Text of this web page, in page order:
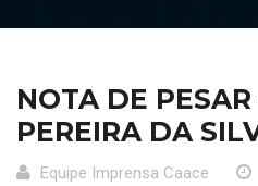
NOTA DE
PEREIRA DA
Equipe Imprensa Caace